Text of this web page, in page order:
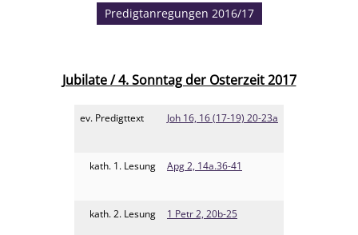
Predigtanregungen 2016/17
Jubilate / 4. Sonntag der Osterzeit 2017
ev. Predigttext
kath. 1. Lesung
kath. 2. Lesung
Joh 16, 16 (17-19) 20-23a
Apg 2, 14a.36-41
1 Petr 2, 20b-25